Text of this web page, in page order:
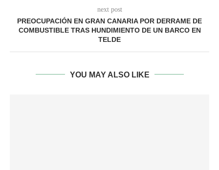
next post
PREOCUPACIÓN EN GRAN CANARIA POR DERRAME DE
COMBUSTIBLE TRAS HUNDIMIENTO DE UN BARCO EN
TELDE
YOU MAY ALSO LIKE